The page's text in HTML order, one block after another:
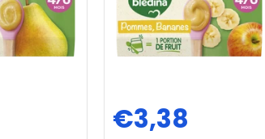
€3,38